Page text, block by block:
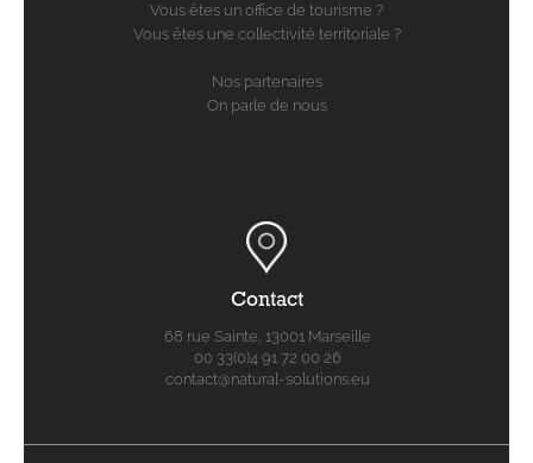
Vous êtes un office de tourisme ?
Vous êtes une collectivité territoriale ?
Nos partenaires
On parle de nous
Contact
68 rue Sainte, 13001 Marseille
00 33(0)4 91 72 00 26
contact@natural-solutions.eu